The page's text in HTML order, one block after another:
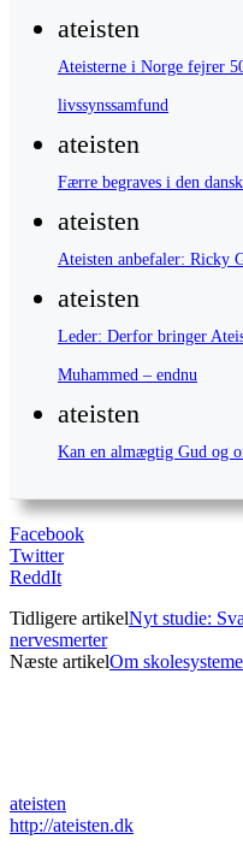
ateisten
Ateisterne i Norge fejrer
livssynssamfund
ateisten
Færre begraves i den
ateisten
Ateisten anbefaler: Ricky
ateisten
Leder: Derfor bringer
Muhammed – endnu
ateisten
Kan en almægtig Gud og
Facebook
Twitter
ReddIt
Tidligere artikelNyt studie:
nervesmerter
Næste artikelOm
ateisten
http://ateisten.dk